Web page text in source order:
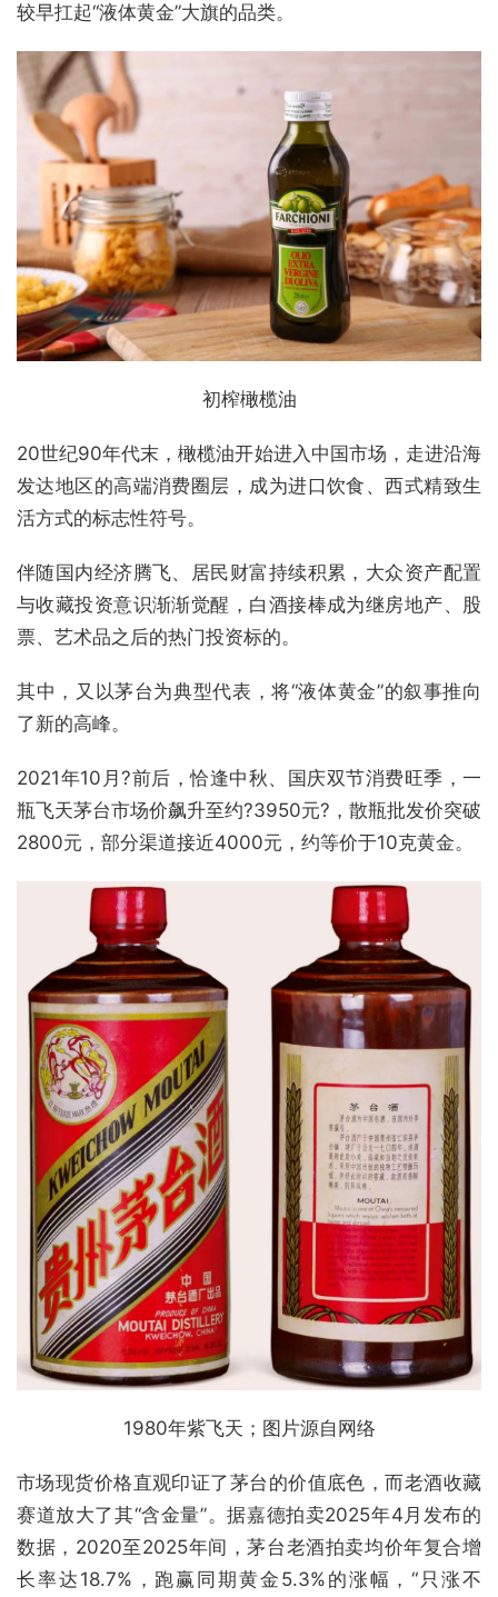
较早扛起“液体黄金”大旗的品类。
初榨橄榄油
20世纪90年代末，橄榄油开始进入中国市场，走进沿海
发达地区的高端消费圈层，成为进口饮食、西式精致生
活方式的标志性符号。
伴随国内经济腾飞、居民财富持续积累，大众资产配置
与收藏投资意识渐渐觉醒，白酒接棒成为继房地产、股
票、艺术品之后的热门投资标的。
其中，又以茅台为典型代表，将“液体黄金”的叙事推向
了新的高峰。
2021年10月?前后，恰逢中秋、国庆双节消费旺季，一
瓶飞天茅台市场价飙升至约?3950元?，散瓶批发价突破
2800元，部分渠道接近4000元，约等价于10克黄金。
1980年紫飞天；图片源自网络
市场现货价格直观印证了茅台的价值底色，而老酒收藏
赛道放大了其“含金量”。据嘉德拍卖2025年4月发布的
数据，2020至2025年间，茅台老酒拍卖均价年复合增
长率达18.7%，跑赢同期黄金5.3%的涨幅，“只涨不